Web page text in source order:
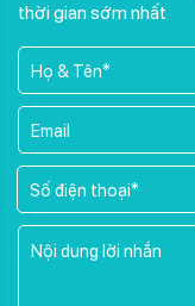
thời gian sớm nhất